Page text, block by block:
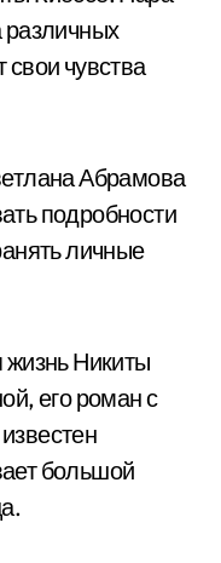
различных
свои чувства
Абрамова
подробности
личные
жизнь Никиты
его роман с
большой